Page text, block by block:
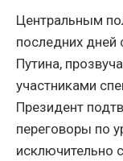
Центральным
последних дней
Путина,
участниками
Президент
переговоры по
исключительно